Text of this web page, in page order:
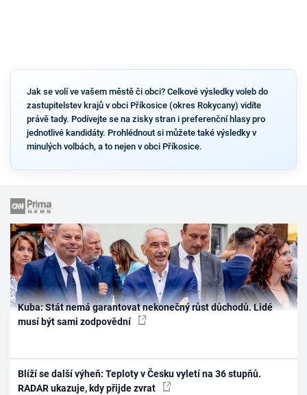
Jak se volí ve vašem městě či obci? Celkové výsledky voleb do
zastupitelstev krajů v obci Příkosice (okres Rokycany) vidíte
právě tady. Podívejte se na zisky stran i preferenční hlasy pro
jednotlivé kandidáty. Prohlédnout si můžete také výsledky v
minulých volbách, a to nejen v obci Příkosice.
Kuba: Stát nemá garantovat nekonečný růst důchodů. Lidé
musí být sami zodpovědní
Blíží se další výheň: Teploty v Česku vyletí na 36 stupňů.
RADAR ukazuje, kdy přijde zvrat